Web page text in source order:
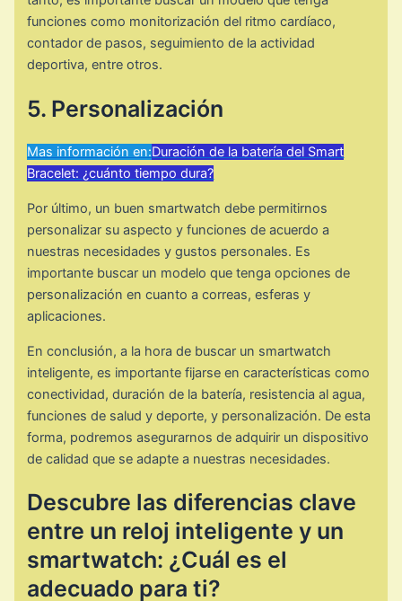
funciones como monitorización del ritmo cardíaco,
contador de pasos, seguimiento de la actividad
deportiva, entre otros.
5. Personalización
Mas información en:Duración de la batería del Smart
Bracelet: ¿cuánto tiempo dura?
Por último, un buen smartwatch debe permitirnos
personalizar su aspecto y funciones de acuerdo a
nuestras necesidades y gustos personales. Es
importante buscar un modelo que tenga opciones de
personalización en cuanto a correas, esferas y
aplicaciones.
En conclusión, a la hora de buscar un smartwatch
inteligente, es importante fijarse en características como
conectividad, duración de la batería, resistencia al agua,
funciones de salud y deporte, y personalización. De esta
forma, podremos asegurarnos de adquirir un dispositivo
de calidad que se adapte a nuestras necesidades.
Descubre las diferencias clave
entre un reloj inteligente y un
smartwatch: ¿Cuál es el
adecuado para ti?